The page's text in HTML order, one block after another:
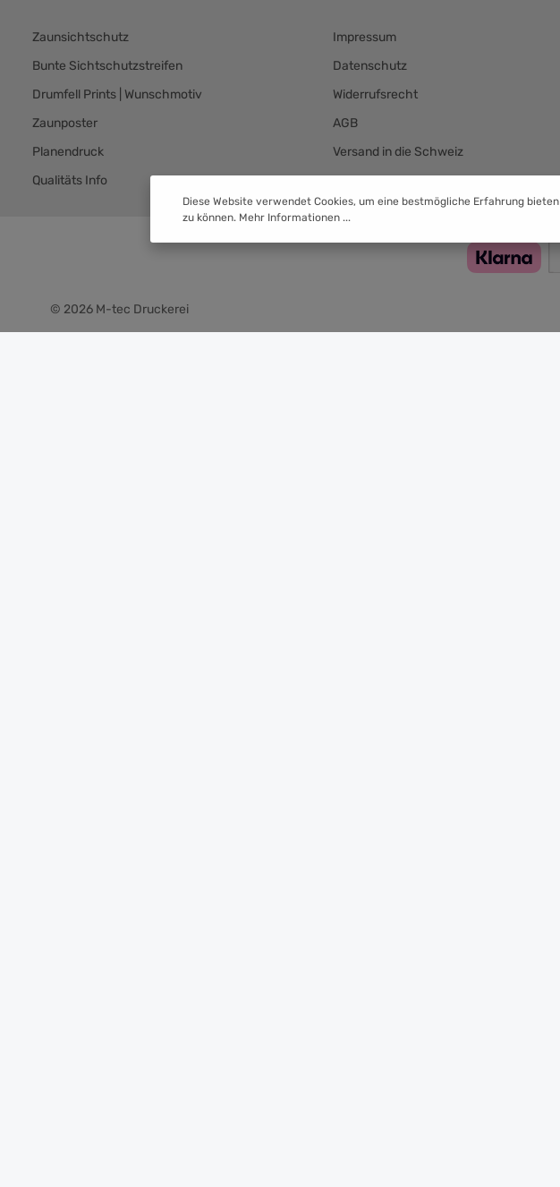
Zaunsichtschutz
Bunte Sichtschutzstreifen
Drumfell Prints | Wunschmotiv
Zaunposter
Planendruck
Qualitäts Info
Impressum
Datenschutz
Widerrufsrecht
AGB
Versand in die Schweiz
Versand & Zahlung
© 2026 M-tec Druckerei
Diese Website verwendet Cookies, um eine bestmögliche Erfahrung bieten
zu können. Mehr Informationen ...